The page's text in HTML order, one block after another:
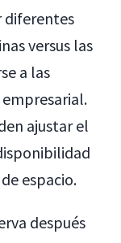
versus las
a las
ajustar el
espacio.
después